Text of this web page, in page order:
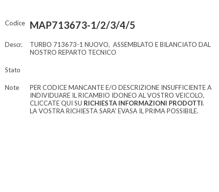
Codice MAP713673-1/2/3/4/5
Descr.
TURBO 713673-1 NUOVO, ASSEMBLATO E BILANCIATO DAL
NOSTRO REPARTO TECNICO
Stato
Note
PER CODICE MANCANTE E/O DESCRIZIONE INSUFFICIENTE A
INDIVIDUARE IL RICAMBIO IDONEO AL VOSTRO VEICOLO,
CLICCATE QUI SU RICHIESTA INFORMAZIONI PRODOTTI.
LA VOSTRA RICHIESTA SARA' EVASA IL PRIMA POSSIBILE.